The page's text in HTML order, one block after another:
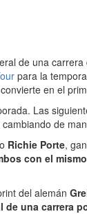
de una
para la
en el
Las
de
Richie Porte,
con el
del alemán
una carrera